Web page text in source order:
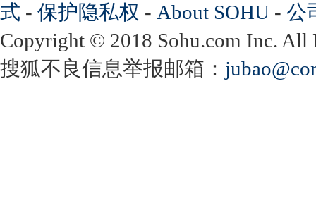
式 - 保护隐私权 - About SOHU - 公
Copyright © 2018 Sohu.com Inc.
搜狐不良信息举报邮箱：